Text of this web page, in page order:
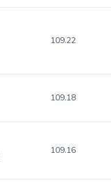
109.22
109.18
109.16